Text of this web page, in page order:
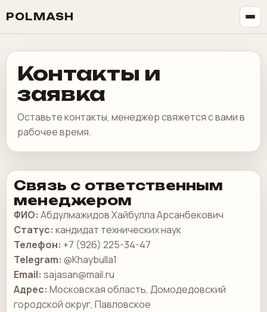
POLMASH
Контакты и
заявка
Оставьте контакты, менеджер свяжется с вами в
рабочее время.
Связь с ответственным
менеджером
ФИО: Абдулмажидов Хайбулла Арсанбекович
Статус: кандидат технических наук
Телефон: +7 (926) 225-34-47
Telegram: @Khaybulla1
Email: sajasan@mail.ru
Адрес: Московская область, Домодедовский
городской округ, Павловское